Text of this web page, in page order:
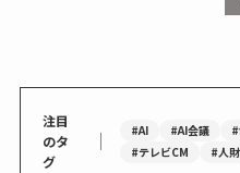
注目
のタ
グ
｜ #AI #AI会議
#テレビCM
#人